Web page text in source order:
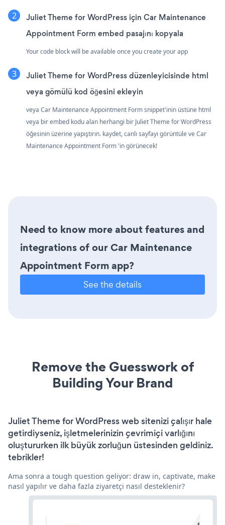
Juliet Theme for WordPress için Car Maintenance
Appointment Form embed pasajını kopyala
Your code block will be available once you create your app
Juliet Theme for WordPress düzenleyicisinde html
veya gömülü kod öğesini ekleyin
veya Car Maintenance Appointment Form snippet'inin üstüne html
veya bir embed kodu alan herhangi bir Juliet Theme for WordPress
öğesinin üzerine yapıştırın. kaydet, canlı sayfayı görüntüle ve Car
Maintenance Appointment Form 'in görünecek!
Need to know more about features and
integrations of our Car Maintenance
Appointment Form app?
See the details
Remove the Guesswork of
Building Your Brand
Juliet Theme for WordPress web sitenizi çalışır hale
getirdiyseniz, işletmelerinizin çevrimiçi varlığını
oluştururken ilk büyük zorluğun üstesinden geldiniz.
tebrikler!
Ama sonra a tough question geliyor: draw in, captivate, make
nasıl yapılır ve daha fazla ziyaretçi nasıl desteklenir?